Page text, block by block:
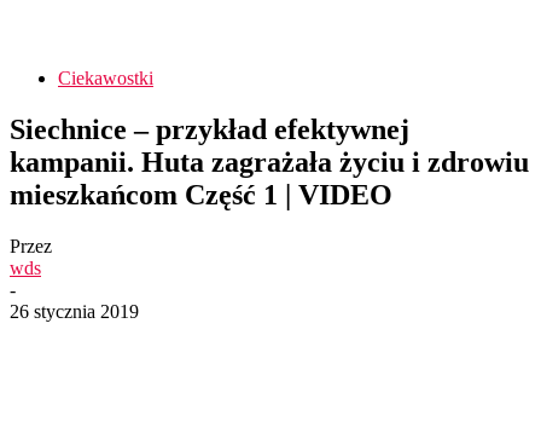
Ciekawostki
Siechnice – przykład efektywnej
kampanii. Huta zagrażała życiu i zdrowiu
mieszkańcom Część 1 | VIDEO
Przez
wds
-
26 stycznia 2019